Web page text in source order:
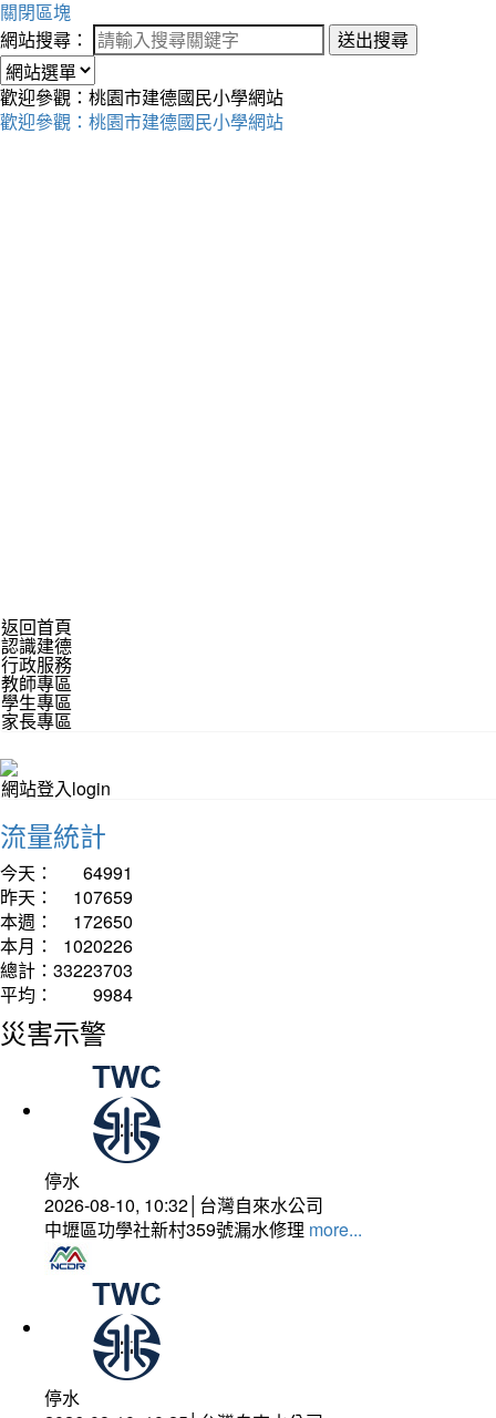
關閉區塊
網站搜尋：
送出搜尋
歡迎參觀：桃園市建德國民小學網站
歡迎參觀：桃園市建德國民小學網站
返回首頁
認識建德
行政服務
教師專區
學生專區
家長專區
網站登入login
流量統計
今天：
64991
昨天：
107659
本週：
172650
本月：
1020226
總計： 33223703
平均：
9984
災害示警
停水
2026-08-10, 10:32│台灣自來水公司
中壢區功學社新村359號漏水修理 more...
停水